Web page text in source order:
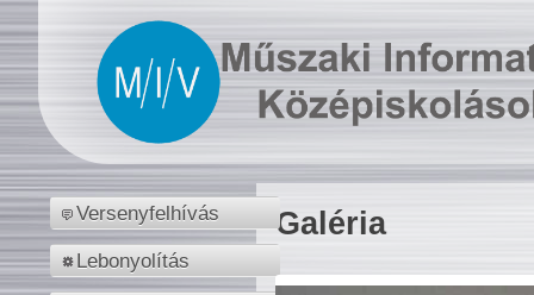
Versenyfelhívás
Lebonyolítás
Galéria